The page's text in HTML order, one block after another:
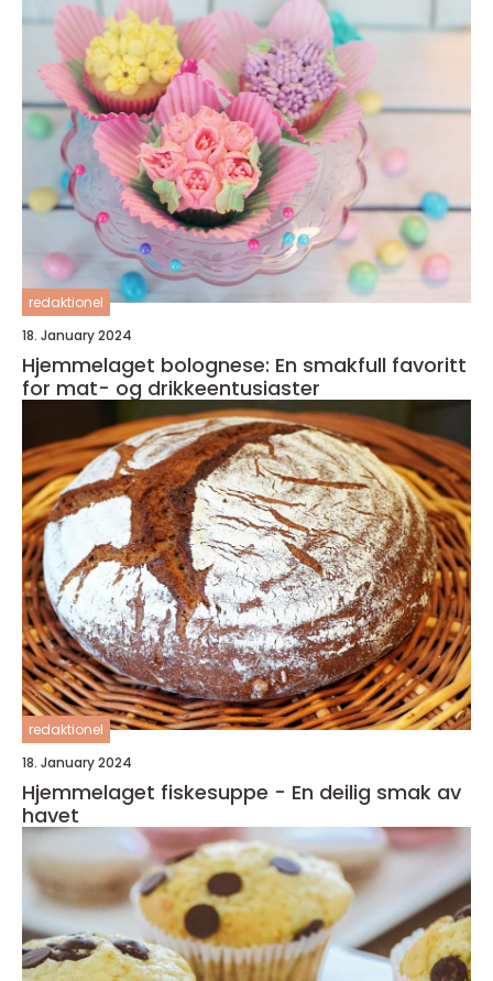
redaktionel
18. January 2024
Hjemmelaget bolognese: En smakfull favoritt
for mat- og drikkeentusiaster
redaktionel
18. January 2024
Hjemmelaget fiskesuppe - En deilig smak av
havet